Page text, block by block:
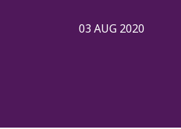
03 AUG 2020